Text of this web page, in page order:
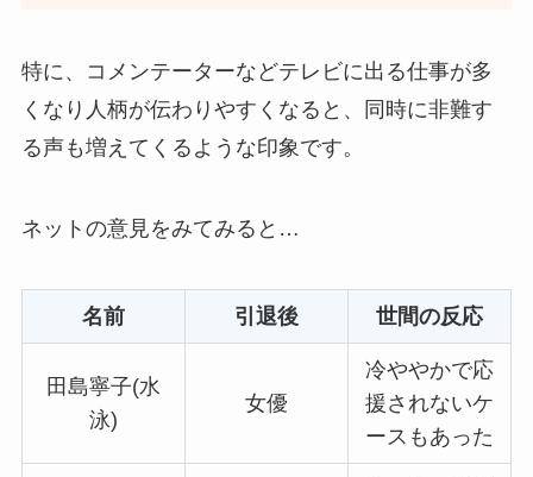
特に、コメンテーターなどテレビに出る仕事が多
くなり人柄が伝わりやすくなると、同時に非難す
る声も増えてくるような印象です。
ネットの意見をみてみると…
名前 引退後 世間の反応
田島寧子(水
泳)
女優
冷ややかで応
援されないケ
ースもあった